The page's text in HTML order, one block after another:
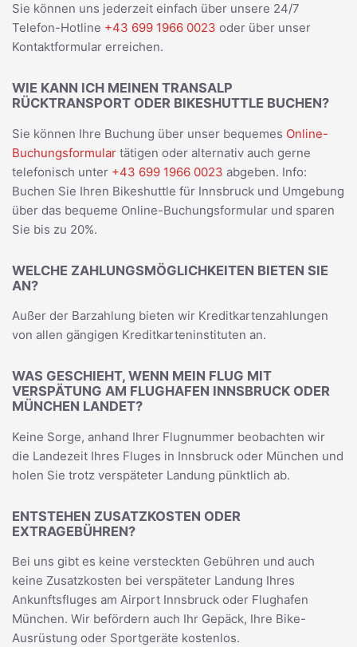
Sie können uns jederzeit einfach über unsere 24/7
Telefon-Hotline +43 699 1966 0023 oder über unser
Kontaktformular erreichen.
WIE KANN ICH MEINEN TRANSALP
RÜCKTRANSPORT ODER BIKESHUTTLE BUCHEN?
Sie können Ihre Buchung über unser bequemes Online-
Buchungsformular tätigen oder alternativ auch gerne
telefonisch unter +43 699 1966 0023 abgeben. Info:
Buchen Sie Ihren Bikeshuttle für Innsbruck und Umgebung
über das bequeme Online-Buchungsformular und sparen
Sie bis zu 20%.
WELCHE ZAHLUNGSMÖGLICHKEITEN BIETEN SIE
AN?
Außer der Barzahlung bieten wir Kreditkartenzahlungen
von allen gängigen Kreditkarteninstituten an.
WAS GESCHIEHT, WENN MEIN FLUG MIT
VERSPÄTUNG AM FLUGHAFEN INNSBRUCK ODER
MÜNCHEN LANDET?
Keine Sorge, anhand Ihrer Flugnummer beobachten wir
die Landezeit Ihres Fluges in Innsbruck oder München und
holen Sie trotz verspäteter Landung pünktlich ab.
ENTSTEHEN ZUSATZKOSTEN ODER
EXTRAGEBÜHREN?
Bei uns gibt es keine versteckten Gebühren und auch
keine Zusatzkosten bei verspäteter Landung Ihres
Ankunftsfluges am Airport Innsbruck oder Flughafen
München. Wir befördern auch Ihr Gepäck, Ihre Bike-
Ausrüstung oder Sportgeräte kostenlos.